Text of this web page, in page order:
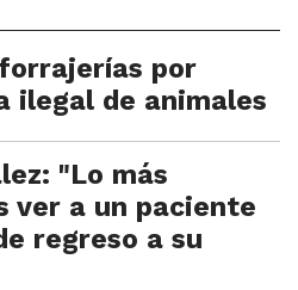
por
ilegal de animales
"Lo más
ver a un paciente
regreso a su